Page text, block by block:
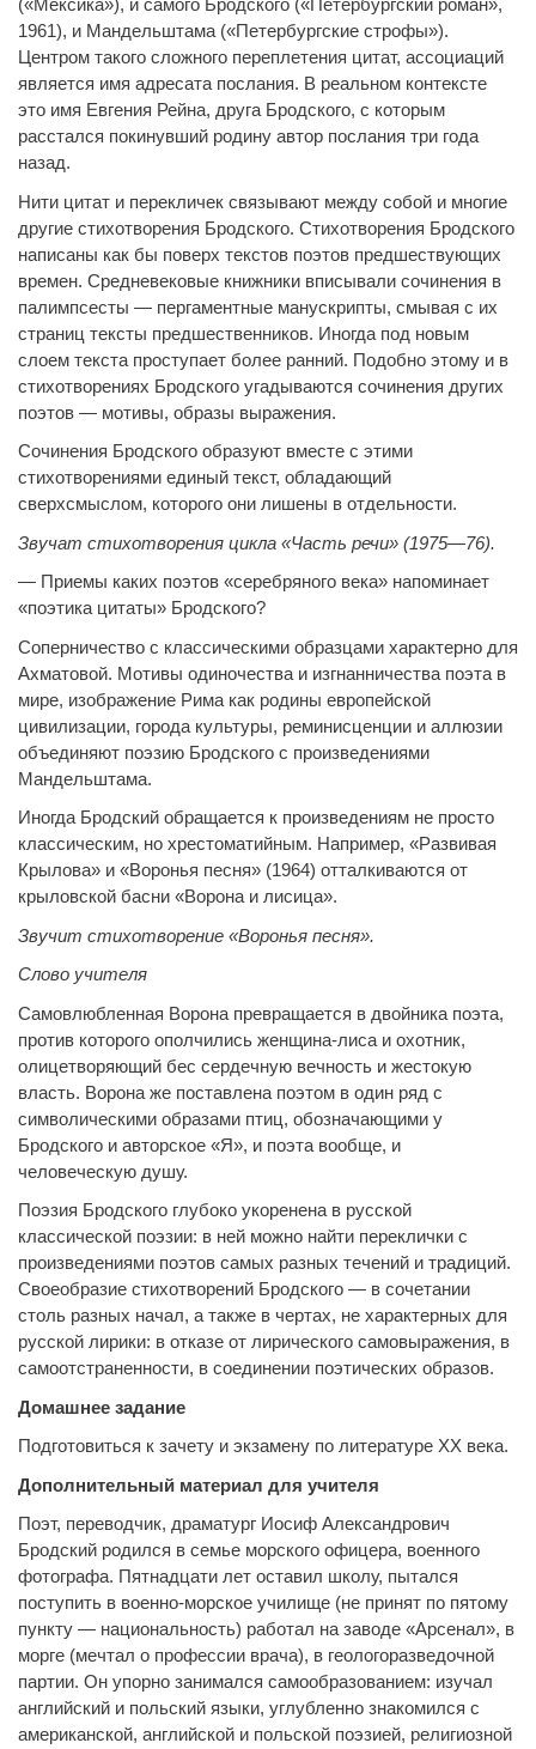
(«Мексика»), и самого Бродского («Петербургский роман»,
1961), и Мандельштама («Петербургские строфы»).
Центром такого сложного переплетения цитат, ассоциаций
является имя адресата послания. В реальном контексте
это имя Евгения Рейна, друга Бродского, с которым
расстался покинувший родину автор послания три года
назад.
Нити цитат и перекличек связывают между собой и многие
другие стихотворения Бродского. Стихотворения Бродского
написаны как бы поверх текстов поэтов предшествующих
времен. Средневековые книжники вписывали сочинения в
палимпсесты — пергаментные манускрипты, смывая с их
страниц тексты предшественников. Иногда под новым
слоем текста проступает более ранний. Подобно этому и в
стихотворениях Бродского угадываются сочинения других
поэтов — мотивы, образы выражения.
Сочинения Бродского образуют вместе с этими
стихотворениями единый текст, обладающий
сверхсмыслом, которого они лишены в отдельности.
Звучат стихотворения цикла «Часть речи» (1975—76).
— Приемы каких поэтов «серебряного века» напоминает
«поэтика цитаты» Бродского?
Соперничество с классическими образцами характерно для
Ахматовой. Мотивы одиночества и изгнанничества поэта в
мире, изображение Рима как родины европейской
цивилизации, города культуры, реминисценции и аллюзии
объединяют поэзию Бродского с произведениями
Мандельштама.
Иногда Бродский обращается к произведениям не просто
классическим, но хрестоматийным. Например, «Развивая
Крылова» и «Воронья песня» (1964) отталкиваются от
крыловской басни «Ворона и лисица».
Звучит стихотворение «Воронья песня».
Слово учителя
Самовлюбленная Ворона превращается в двойника поэта,
против которого ополчились женщина-лиса и охотник,
олицетворяющий бес сердечную вечность и жестокую
власть. Ворона же поставлена поэтом в один ряд с
символическими образами птиц, обозначающими у
Бродского и авторское «Я», и поэта вообще, и
человеческую душу.
Поэзия Бродского глубоко укоренена в русской
классической поэзии: в ней можно найти переклички с
произведениями поэтов самых разных течений и традиций.
Своеобразие стихотворений Бродского — в сочетании
столь разных начал, а также в чертах, не характерных для
русской лирики: в отказе от лирического самовыражения, в
самоотстраненности, в соединении поэтических образов.
Домашнее задание
Подготовиться к зачету и экзамену по литературе ХХ века.
Дополнительный материал для учителя
Поэт, переводчик, драматург Иосиф Александрович
Бродский родился в семье морского офицера, военного
фотографа. Пятнадцати лет оставил школу, пытался
поступить в военно-морское училище (не принят по пятому
пункту — национальность) работал на заводе «Арсенал», в
морге (мечтал о профессии врача), в геологоразведочной
партии. Он упорно занимался самообразованием: изучал
английский и польский языки, углубленно знакомился с
американской, английской и польской поэзией, религиозной